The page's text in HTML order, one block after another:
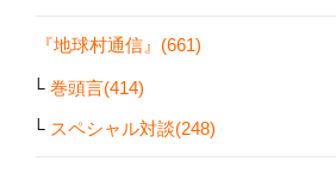
『地球村通信』(661)
巻頭言(414)
スペシャル対談(248)